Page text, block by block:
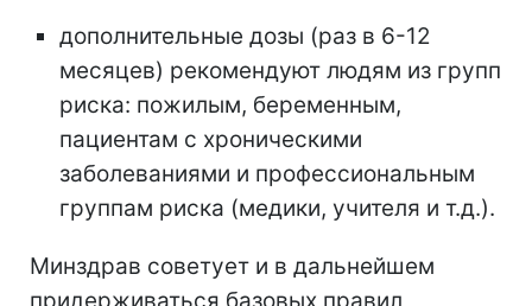
дополнительные дозы (раз в 6-12
месяцев) рекомендуют людям из групп
риска: пожилым, беременным,
пациентам с хроническими
заболеваниями и профессиональным
группам риска (медики, учителя и т.д.).
Минздрав советует и в дальнейшем
придерживаться базовых правил